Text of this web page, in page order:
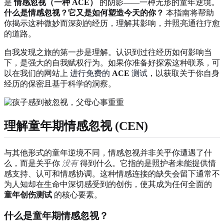
是情感忽视（一种 ACE）
的阴影——一种无形的童年逆境。
什么是情感忽视？它又是如何塑造今天的你？ 本指南将帮助
你揭示这种微妙而深刻的经历，理解其影响，并照亮通往疗愈
的道路。
自我发现之旅的第一步是理解。认识到过往经历如何影响当
下，是强大的自我赋权行为。如果你准备好探索这种联系，可
以在我们的网站上 进行免费的 ACE 测试 ，以获取关于你自身
经历的保密且基于科学的洞察。
理解童年期情感忽视 (CEN)
与其他形式的童年逆境不同，情感忽视并非关乎你遭遇了什
么，而是关乎你 没有得到什么。它指的是照护者未能提供情
感支持、认可和情感协调。这种情感连接的缺失会留下通常不
为人知却在生命中深切感受到的创伤，使其成为任何全面的
童年创伤测试 的核心要素。
什么是童年期情感忽视？